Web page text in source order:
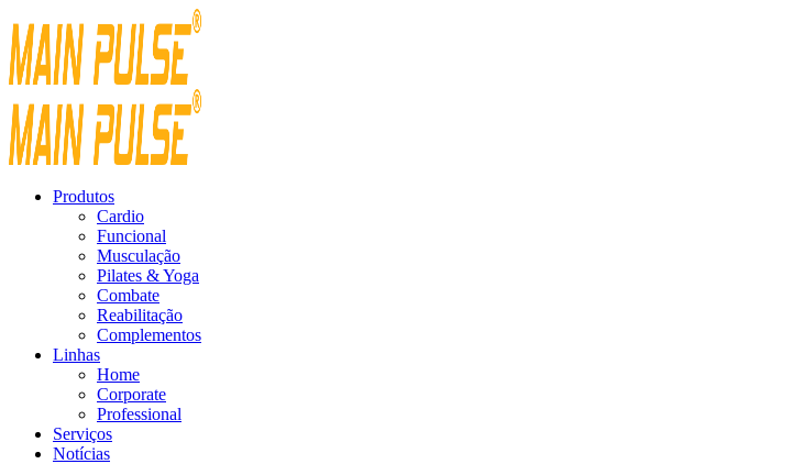
Produtos
Cardio
Funcional
Musculação
Pilates & Yoga
Combate
Reabilitação
Complementos
Linhas
Home
Corporate
Professional
Serviços
Notícias